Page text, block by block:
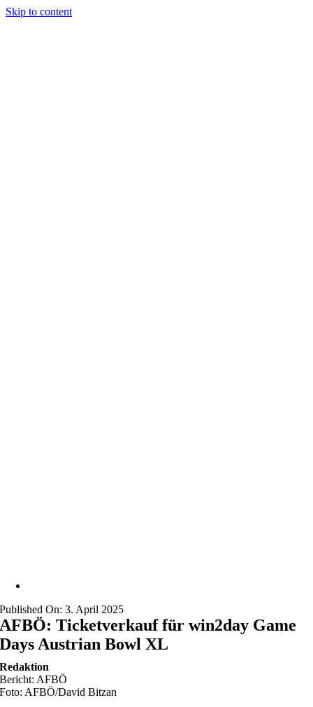
Skip to content
Published On: 3. April 2025
AFBÖ: Ticketverkauf für win2day Game
Days Austrian Bowl XL
Redaktion
Bericht: AFBÖ
Foto: AFBÖ/David Bitzan